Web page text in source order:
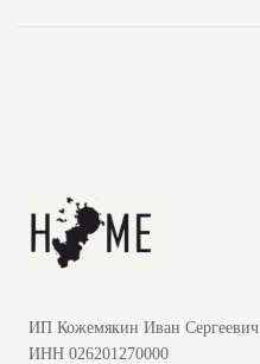
ИП Кожемякин Иван Сергеевич
ИНН 026201270000